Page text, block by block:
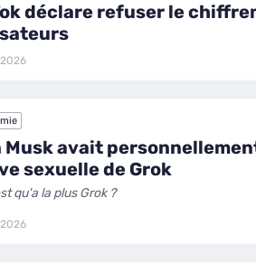
déclare refuser le
Musk avait
sexuelle de Grok
qu'a la plus Grok ?